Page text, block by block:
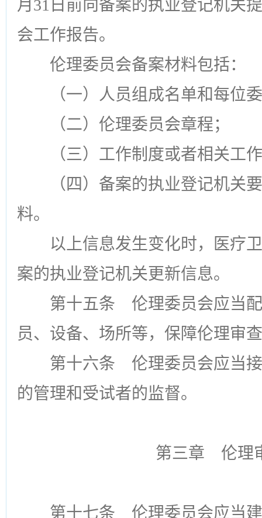
月31日前向备案的执业登记机关
会工作报告。
伦理委员会备案材料包括：
（一）人员组成名单和每位
（二）伦理委员会章程；
（三）工作制度或者相关工
（四）备案的执业登记机关
料。
以上信息发生变化时，医疗
案的执业登记机关更新信息。
第十五条 伦理委员会应当
员、设备、场所等，保障伦理审
第十六条 伦理委员会应当
的管理和受试者的监督。
第三章 伦理
第十七条 伦理委员会应当